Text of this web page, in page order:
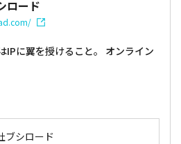
ロード
IPに翼を授けること。 オンライン
ブシロード